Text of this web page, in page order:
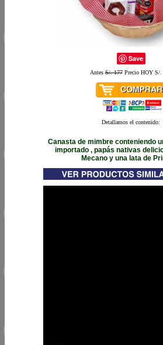
Save
AntesS/. 177Precio HOY S/.
Detallamos el contenido:
Canasta de mimbre conteniendo
importado , papás nativas
Mecano y una lata de